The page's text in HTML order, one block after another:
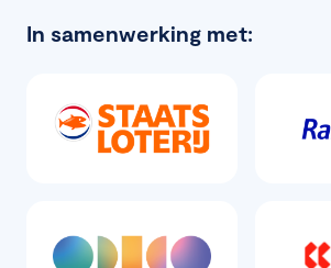
In samenwerking met: